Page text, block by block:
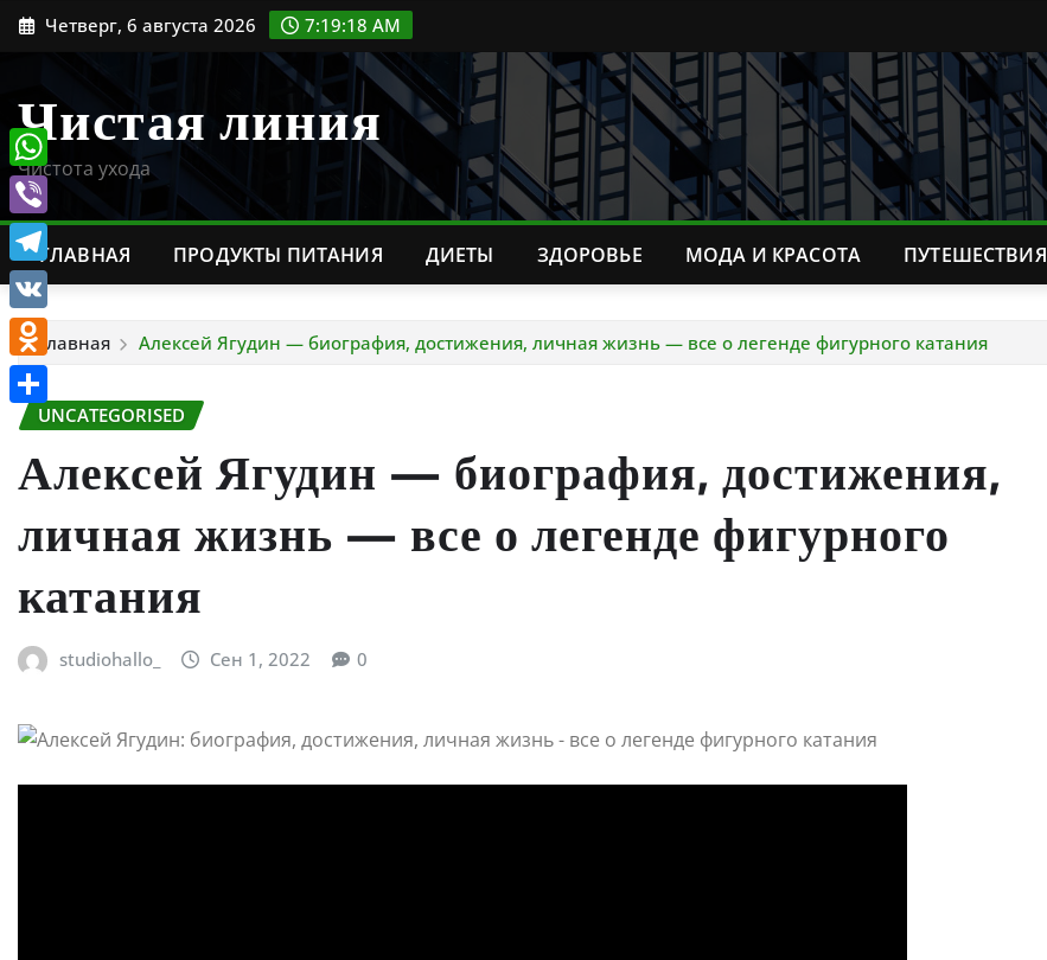
ПерейтиЧетверг, 6 августа 2026 7:19:19 AM
Чистая линия
Чистота ухода
ГЛАВНАЯ ПРОДУКТЫ ПИТАНИЯ ДИЕТЫ ЗДОРОВЬЕ МОДА И КРАСОТА ПУТЕШЕСТВИЯ
Главная Алексей Ягудин — биография, достижения, личная жизнь — все о легенде фигурного катания
UNCATEGORISED
Алексей Ягудин — биография, достижения,
личная жизнь — все о легенде фигурного
катания
studiohallo_ Сен 1, 2022 0
WhatsApp
Viber
Telegram
VK
Odnoklassniki
Отправить